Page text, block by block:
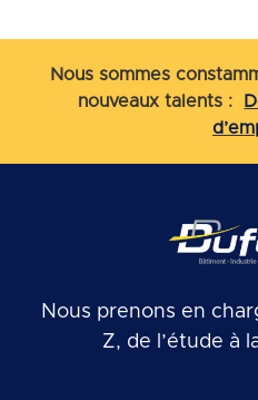
Nous sommes
nouveaux talents :
Nous prenons en
Z, de l’étude à